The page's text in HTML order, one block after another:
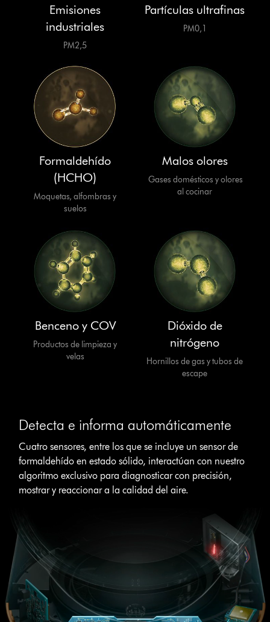
Emisiones
industriales
PM2,5
Partículas ultrafinas
PM0,1
Formaldehído
(HCHO)
Moquetas, alfombras y
suelos
Malos olores
Gases domésticos y olores
al cocinar
Benceno y COV
Productos de limpieza y
velas
Dióxido de
nitrógeno
Hornillos de gas y tubos de
escape
Detecta e informa automáticamente
Cuatro sensores, entre los que se incluye un sensor de
formaldehído en estado sólido, interactúan con nuestro
algoritmo exclusivo para diagnosticar con precisión,
mostrar y reaccionar a la calidad del aire.